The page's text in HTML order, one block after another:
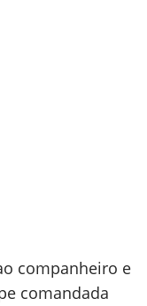
companheiro e
comandada